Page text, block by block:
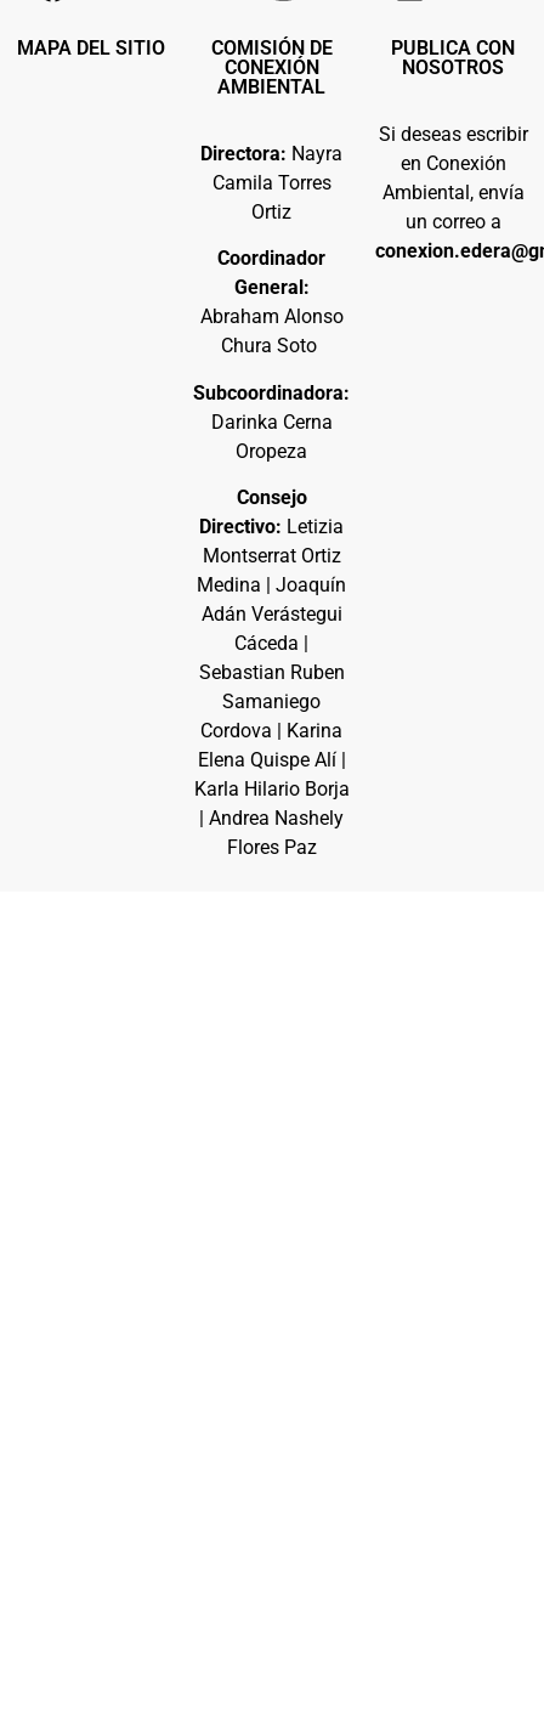
MAPA DEL SITIO
COMISIÓN DE
CONEXIÓN
AMBIENTAL
Directora: Nayra
Camila Torres
Ortiz
Coordinador
General:
Abraham Alonso
Chura Soto
Subcoordinadora:
Darinka Cerna
Oropeza
Consejo
Directivo: Letizia
Montserrat Ortiz
Medina | Joaquín
Adán Verástegui
Cáceda |
Sebastian Ruben
Samaniego
Cordova | Karina
Elena Quispe Alí |
Karla Hilario Borja
| Andrea Nashely
Flores Paz
PUBLICA CON
NOSOTROS
Si deseas escribir
en Conexión
Ambiental, envía
un correo a